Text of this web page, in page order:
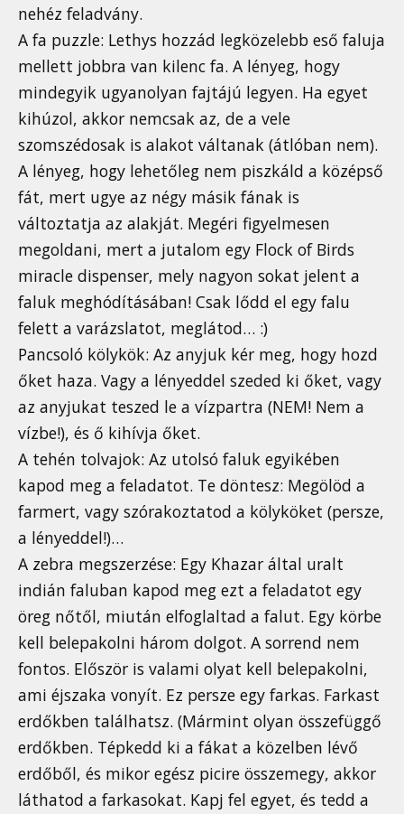
nehéz feladvány.
A fa puzzle: Lethys hozzád legközelebb eső faluja
mellett jobbra van kilenc fa. A lényeg, hogy
mindegyik ugyanolyan fajtájú legyen. Ha egyet
kihúzol, akkor nemcsak az, de a vele
szomszédosak is alakot váltanak (átlóban nem).
A lényeg, hogy lehetőleg nem piszkáld a középső
fát, mert ugye az négy másik fának is
változtatja az alakját. Megéri figyelmesen
megoldani, mert a jutalom egy Flock of Birds
miracle dispenser, mely nagyon sokat jelent a
faluk meghódításában! Csak lődd el egy falu
felett a varázslatot, meglátod… :)
Pancsoló kölykök: Az anyjuk kér meg, hogy hozd
őket haza. Vagy a lényeddel szeded ki őket, vagy
az anyjukat teszed le a vízpartra (NEM! Nem a
vízbe!), és ő kihívja őket.
A tehén tolvajok: Az utolsó faluk egyikében
kapod meg a feladatot. Te döntesz: Megölöd a
farmert, vagy szórakoztatod a kölyköket (persze,
a lényeddel!)…
A zebra megszerzése: Egy Khazar által uralt
indián faluban kapod meg ezt a feladatot egy
öreg nőtől, miután elfoglaltad a falut. Egy körbe
kell belepakolni három dolgot. A sorrend nem
fontos. Először is valami olyat kell belepakolni,
ami éjszaka vonyít. Ez persze egy farkas. Farkast
erdőkben találhatsz. (Mármint olyan összefüggő
erdőkben. Tépkedd ki a fákat a közelben lévő
erdőből, és mikor egész picire összemegy, akkor
láthatod a farkasokat. Kapj fel egyet, és tedd a